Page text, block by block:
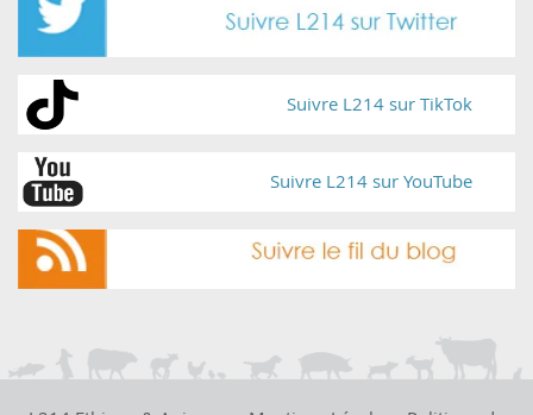
Suivre L214 sur TikTok
Suivre L214 sur YouTube